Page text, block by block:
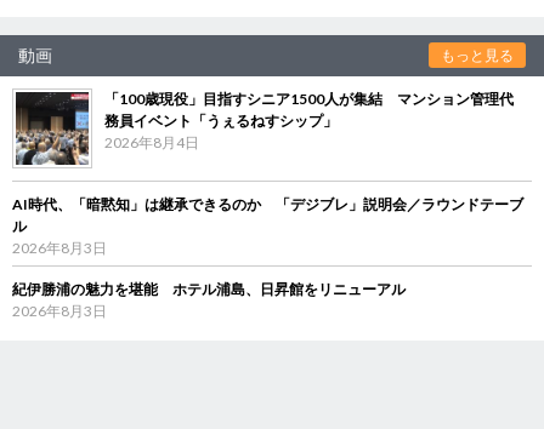
動画 もっと見る
「100歳現役」目指すシニア1500人が集結 マンション管理代
務員イベント「うぇるねすシップ」
2026年8月4日
AI時代、「暗黙知」は継承できるのか 「デジブレ」説明会／ラウンドテーブ
ル
2026年8月3日
紀伊勝浦の魅力を堪能 ホテル浦島、日昇館をリニューアル
2026年8月3日